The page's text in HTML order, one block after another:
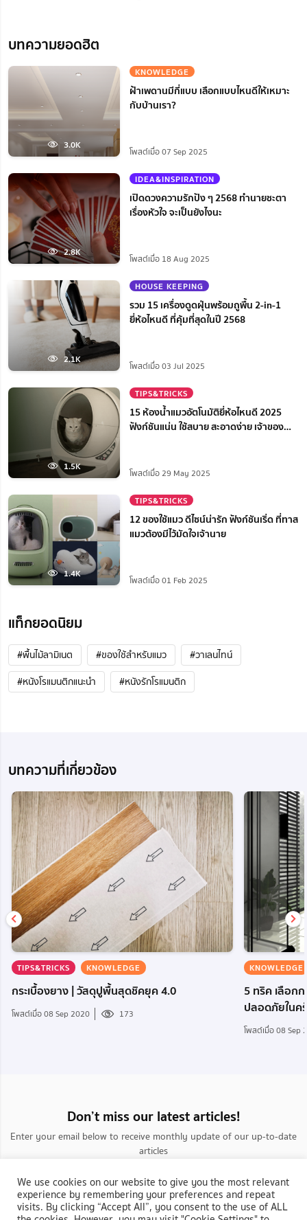
บทความยอดฮิต
3.0K
KNOWLEDGE
ฝ้าเพดานมีกี่แบบ เลือกแบบไหนดีให้เหมาะ
กับบ้านเรา?
โพสต์เมื่อ 07 Sep 2025
2.8K
IDEA&INSPIRATION
เปิดดวงความรักปัง ๆ 2568 ทำนายชะตา
เรื่องหัวใจ จะเป็นยังไงนะ
โพสต์เมื่อ 18 Aug 2025
2.1K
HOUSE KEEPING
รวม 15 เครื่องดูดฝุ่นพร้อมถูพื้น 2-in-1
ยี่ห้อไหนดี ที่คุ้มที่สุดในปี 2568
โพสต์เมื่อ 03 Jul 2025
1.5K
TIPS&TRICKS
15 ห้องน้ำแมวอัตโนมัติยี่ห้อไหนดี 2025
ฟังก์ชันแน่น ใช้สบาย สะอาดง่าย เจ้าของ
โพสต์เมื่อ 29 May 2025
1.4K
TIPS&TRICKS
12 ของใช้แมว ดีไซน์น่ารัก ฟังก์ชันเริ่ด ที่ทาส
แมวต้องมีไว้มัดใจเจ้านาย
โพสต์เมื่อ 01 Feb 2025
แท็กยอดนิยม
#พื้นไม้ลามิเนต #ของใช้สำหรับแมว
#วาเลนไทน์
#หนังโรแมนติกแนะนํา
#หนังรักโรแมนติก
บทความที่เกี่ยวข้อง
TIPS&TRICKS KNOWLEDGE
กระเบื้องยาง | วัสดุปูพื้นสุดชิคยุค 4.0
โพสต์เมื่อ 08 Sep 2020 173
KNOWLEDGE
5 ทริค เลือก
ปลอดภัยในค
โพสต์เมื่อ 08 Sep
Don’t miss our latest articles!
Enter your email below to receive monthly update of our up-to-date
articles
We use cookies on our website to give you the most relevant
experience by remembering your preferences and repeat
visits. By clicking “Accept All”, you consent to the use of ALL